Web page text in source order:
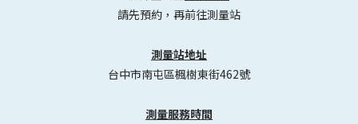
請先預約，再前往測量站
測量站地址
台中市南屯區楓樹東街462號
測量服務時間